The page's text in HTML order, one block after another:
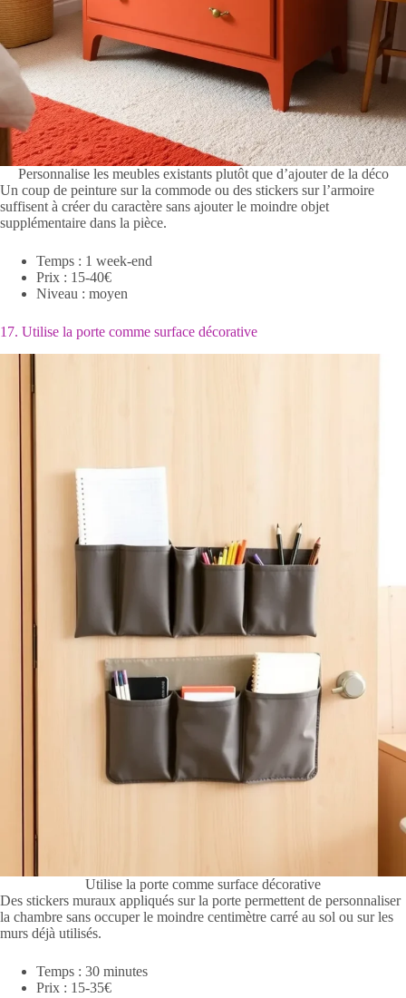
Personnalise les meubles existants plutôt que d’ajouter de la déco
Un coup de peinture sur la commode ou des stickers sur l’armoire
suffisent à créer du caractère sans ajouter le moindre objet
supplémentaire dans la pièce.
Temps : 1 week-end
Prix : 15-40€
Niveau : moyen
17. Utilise la porte comme surface décorative
Utilise la porte comme surface décorative
Des stickers muraux appliqués sur la porte permettent de personnaliser
la chambre sans occuper le moindre centimètre carré au sol ou sur les
murs déjà utilisés.
Temps : 30 minutes
Prix : 15-35€